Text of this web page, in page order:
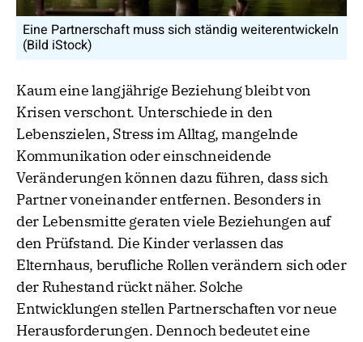
Eine Partnerschaft muss sich ständig weiterentwickeln
(Bild iStock)
Kaum eine langjährige Beziehung bleibt von
Krisen verschont. Unterschiede in den
Lebenszielen, Stress im Alltag, mangelnde
Kommunikation oder einschneidende
Veränderungen können dazu führen, dass sich
Partner voneinander entfernen. Besonders in
der Lebensmitte geraten viele Beziehungen auf
den Prüfstand. Die Kinder verlassen das
Elternhaus, berufliche Rollen verändern sich oder
der Ruhestand rückt näher. Solche
Entwicklungen stellen Partnerschaften vor neue
Herausforderungen. Dennoch bedeutet eine